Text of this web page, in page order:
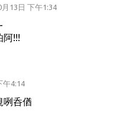
月13日 下午1:34
阿!!!
午4:14
咧呑偤